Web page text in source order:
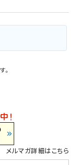
。
メルマガ詳細はこちら